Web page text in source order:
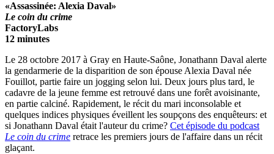
«Assassinée: Alexia Daval»
Le coin du crime
FactoryLabs
12 minutes
Le 28 octobre 2017 à Gray en Haute-Saône, Jonathann Daval alerte
la gendarmerie de la disparition de son épouse Alexia Daval née
Fouillot, partie faire un jogging selon lui. Deux jours plus tard, le
cadavre de la jeune femme est retrouvé dans une forêt avoisinante,
en partie calciné. Rapidement, le récit du mari inconsolable et
quelques indices physiques éveillent les soupçons des enquêteurs: et
si Jonathann Daval était l'auteur du crime? Cet épisode du podcast
Le coin du crime retrace les premiers jours de l'affaire dans un récit
glaçant.